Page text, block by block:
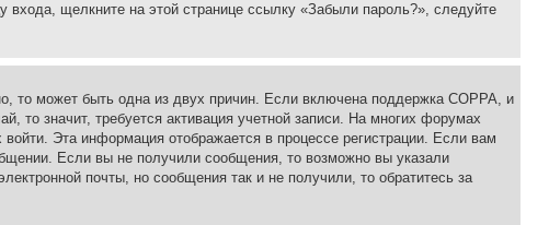
входа, щелкните на этой странице ссылку «Забыли пароль?», следуйте
то может быть одна из двух причин. Если включена поддержка COPPA, и
то значит, требуется активация учетной записи. На многих форумах
Эта информация отображается в процессе регистрации. Если вам
Если вы не получили сообщения, то возможно вы указали
почты, но сообщения так и не получили, то обратитесь за